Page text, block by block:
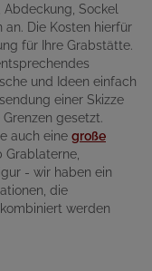
Sockel
Die Kosten hierfür
für Ihre Grabstätte.
und Ideen einfach
einer Skizze
gesetzt.
auch eine große
Grablaterne,
- wir haben ein
die
werden